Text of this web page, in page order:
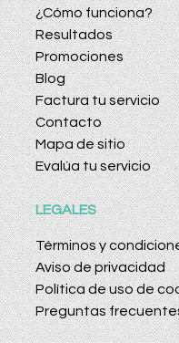
¿Cómo funciona?
Resultados
Promociones
Blog
Factura tu servicio
Contacto
Mapa de sitio
Evalúa tu servicio
LEGALES
Términos y
Aviso de privacidad
Política de uso de
Preguntas